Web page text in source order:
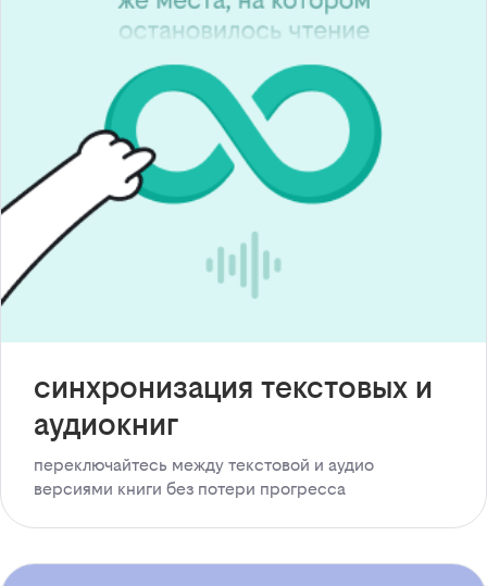
синхронизация текстовых и
аудиокниг
переключайтесь между текстовой и аудио
версиями книги без потери прогресса